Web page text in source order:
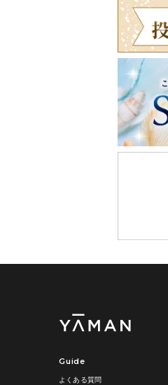
Guide
よくある質問